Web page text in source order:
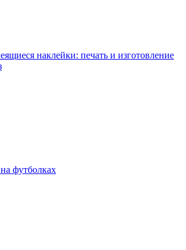
наклейки: печать и изготовление
футболках